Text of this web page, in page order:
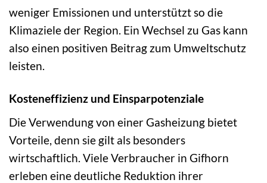
weniger Emissionen und unterstützt so die
Klimaziele der Region. Ein Wechsel zu Gas kann
also einen positiven Beitrag zum Umweltschutz
leisten.
Kosteneffizienz und Einsparpotenziale
Die Verwendung von einer Gasheizung bietet
Vorteile, denn sie gilt als besonders
wirtschaftlich. Viele Verbraucher in Gifhorn
erleben eine deutliche Reduktion ihrer